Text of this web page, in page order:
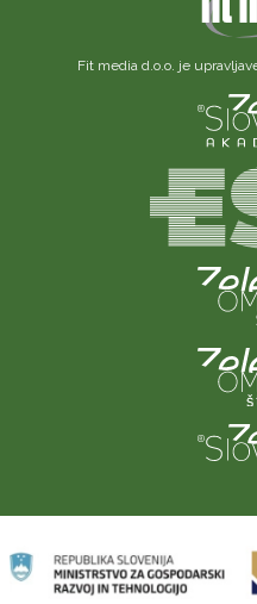
Fit media d.o.o. je